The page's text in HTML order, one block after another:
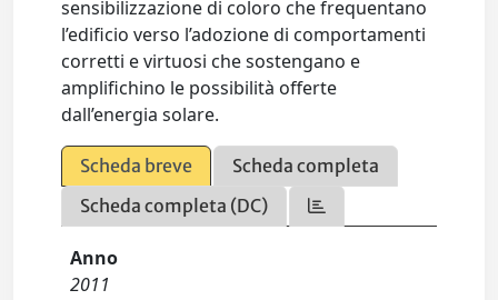
sensibilizzazione di coloro che frequentano
l’edificio verso l’adozione di comportamenti
corretti e virtuosi che sostengano e
amplifichino le possibilità offerte
dall’energia solare.
Scheda breve
Scheda completa
Scheda completa (DC)
Anno
2011